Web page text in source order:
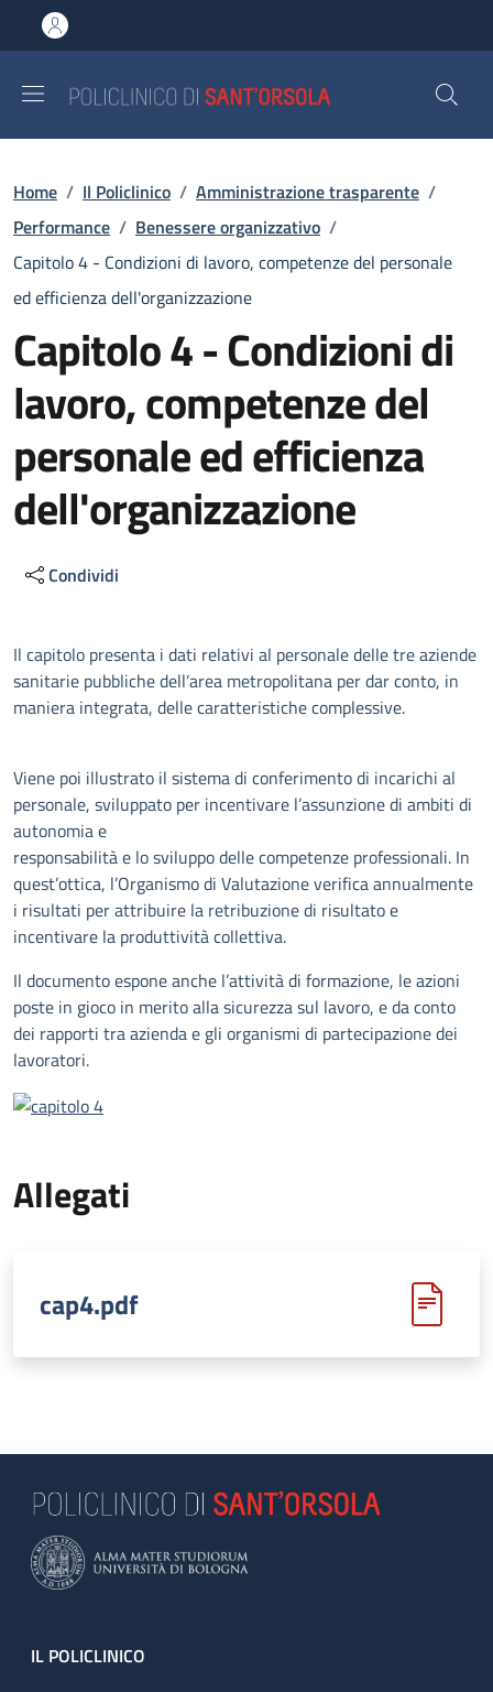
al contenuto principale
to footer content
Briciole di pane
Home / Il Policlinico / Amministrazione trasparente /
Performance / Benessere organizzativo /
Capitolo 4 - Condizioni di lavoro, competenze del personale
ed efficienza dell'organizzazione
Capitolo 4 - Condizioni di
lavoro, competenze del
personale ed efficienza
dell'organizzazione
Condividi
Descrizione
Il capitolo presenta i dati relativi al personale delle tre aziende
sanitarie pubbliche dell’area metropolitana per dar conto, in
maniera integrata, delle caratteristiche complessive.
Viene poi illustrato il sistema di conferimento di incarichi al
personale, sviluppato per incentivare l’assunzione di ambiti di
autonomia e
responsabilità e lo sviluppo delle competenze professionali. In
quest’ottica, l’Organismo di Valutazione verifica annualmente
i risultati per attribuire la retribuzione di risultato e
incentivare la produttività collettiva.
Il documento espone anche l’attività di formazione, le azioni
poste in gioco in merito alla sicurezza sul lavoro, e da conto
dei rapporti tra azienda e gli organismi di partecipazione dei
lavoratori.
Allegati
cap4.pdf
Footer
IL POLICLINICO